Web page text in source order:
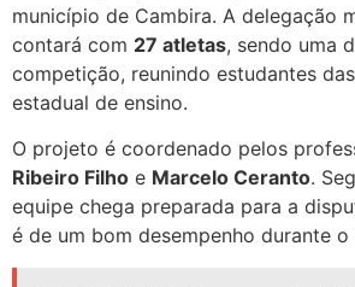
município de Cambira. A delegação
contará com 27 atletas, sendo uma
competição, reunindo estudantes
estadual de ensino.
O projeto é coordenado pelos
Ribeiro Filho e Marcelo Ceranto.
equipe chega preparada para a
é de um bom desempenho durante